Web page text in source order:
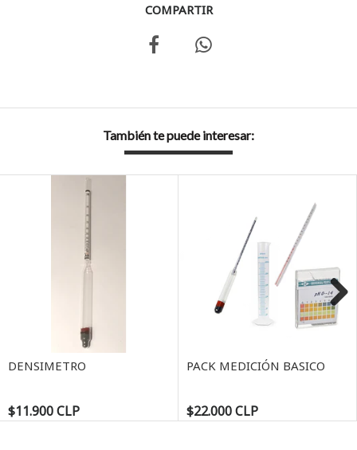
COMPARTIR
También te puede interesar:
DENSIMETRO
$11.900 CLP
PACK MEDICIÓN BASICO
$22.000 CLP
Next